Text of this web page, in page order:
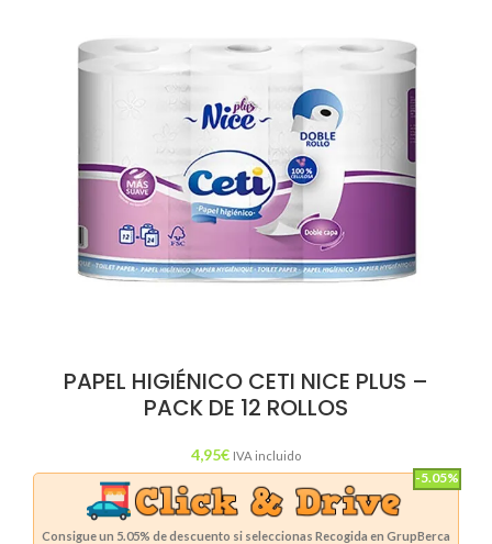
PAPEL HIGIÉNICO CETI NICE PLUS –
PACK DE 12 ROLLOS
4,95€ IVA incluido
-5.05%
Consigue un 5.05% de descuento si seleccionas Recogida en GrupBerca